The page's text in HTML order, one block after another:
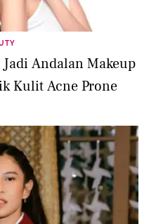
Andalan Makeup
Kulit Acne Prone